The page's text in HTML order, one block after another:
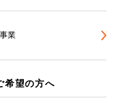
業
希望の方へ